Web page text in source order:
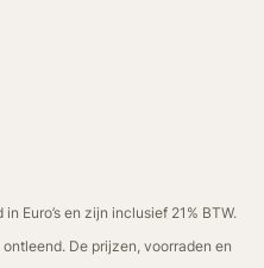
Euro’s en zijn inclusief 21% BTW.
De prijzen, voorraden en